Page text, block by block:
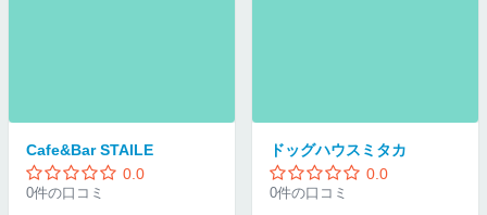
Cafe&Bar STAILE
0.0
0件の口コミ
ドッグハウスミタカ
0.0
0件の口コミ